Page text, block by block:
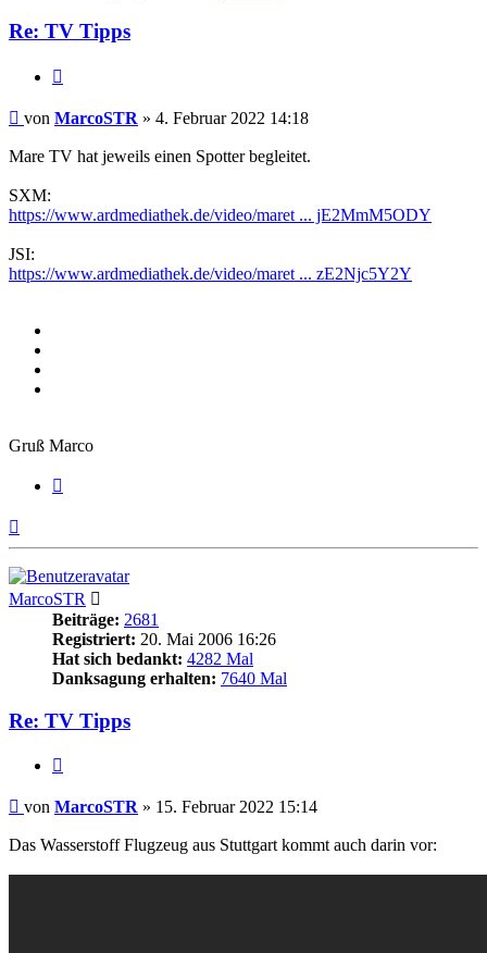
Re: TV Tipps
Beitrag
von MarcoSTR » 4. Februar 2022 14:18
Mare TV hat jeweils einen Spotter begleitet.
SXM:
https://www.ardmediathek.de/video/maret ... jE2MmM5ODY
JSI:
https://www.ardmediathek.de/video/maret ... zE2Njc5Y2Y
Gruß Marco
MarcoSTR
Beiträge: 2681
Registriert: 20. Mai 2006 16:26
Hat sich bedankt: 4282 Mal
Danksagung erhalten: 7640 Mal
Re: TV Tipps
Beitrag
von MarcoSTR » 15. Februar 2022 15:14
Das Wasserstoff Flugzeug aus Stuttgart kommt auch darin vor: